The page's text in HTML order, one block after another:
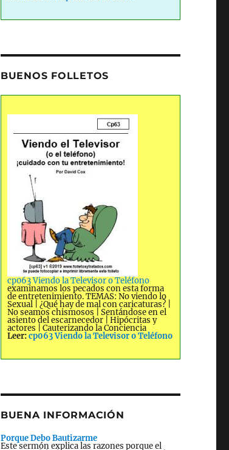
BUENOS FOLLETOS
cp063 Viendo la Televisor o Teléfono
examinamos los pecados con esta forma
de entretenimiento. TEMAS: No viendo lo
Sexual | ¿Qué hay de mal con caricaturas? |
No seamos chismosos | Sentándose en el
asiento del escarnecedor | Hipócritas y
actores | Cauterizando la Conciencia
Leer:cp063 Viendo la Televisor o Teléfono
BUENA INFORMACIÓN
Porque Debo Bautizarme
Este sermón explica las razones porque el